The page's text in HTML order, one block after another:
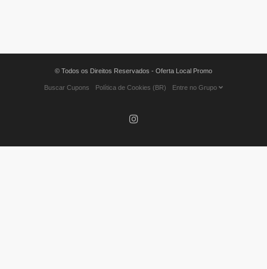
© Todos os Direitos Reservados - Oferta Local Promo
Buscar Cupons Política de Cookies (BR) Entre no Grupo